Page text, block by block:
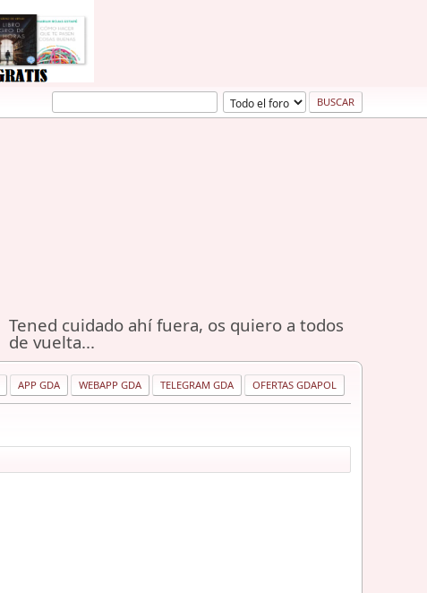
Tened cuidado ahí fuera, os quiero a todos
de vuelta...
APP GDA WEBAPP GDA TELEGRAM GDA OFERTAS GDAPOL